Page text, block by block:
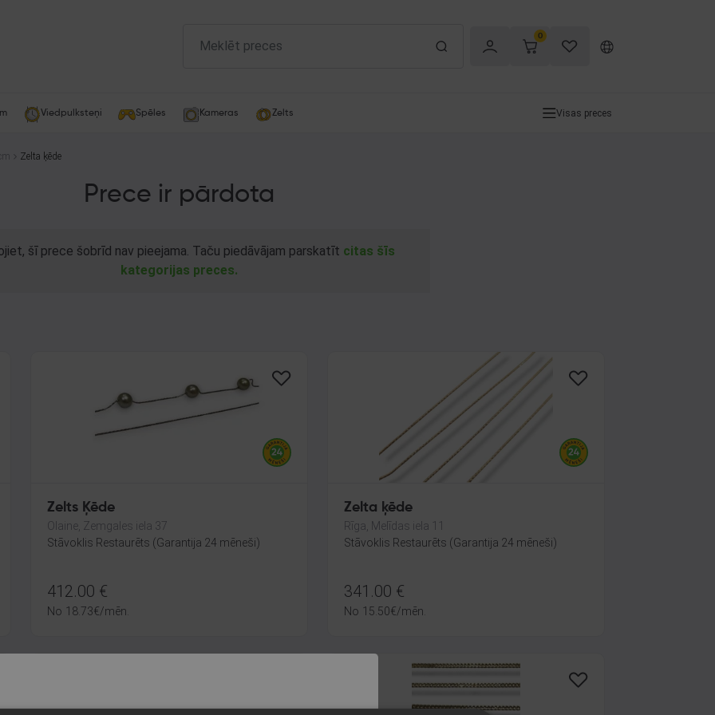
0
Viedpulksteņi Spēles Kameras Zelts Visas preces
Zelta ķēde
Prece ir pārdota
šī prece šobrīd nav pieejama. Taču piedāvājam parskatīt citas šīs
kategorijas preces.
Zelts Ķēde
Olaine, Zemgales iela 37
Stāvoklis Restaurēts (Garantija 24 mēneši)
412.00 €
No 18.73€/mēn.
Zelta ķēde
Rīga, Melīdas iela 11
Stāvoklis Restaurēts (Garantija 24 mēneši)
341.00 €
No 15.50€/mēn.